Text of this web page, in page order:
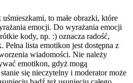
to małe obrazki, które
emocji. Do wyrażania emocji
kody, np. :) oznacza radość,
Pełna lista emotikon jest dostępna z
wiadomości. Nie należy
emotikon, gdyż mogą
się nieczytelny i moderator może